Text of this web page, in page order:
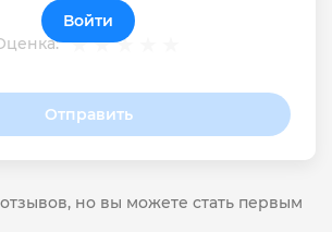
Отправить
Войти
но вы можете стать первым